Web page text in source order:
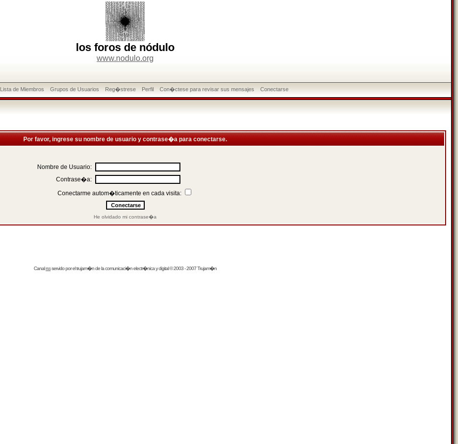
los foros de nódulo
www.nodulo.org
Lista de Miembros Grupos de Usuarios Reg�strese Perfil Con�ctese para revisar sus mensajes Conectarse
Por favor, ingrese su nombre de usuario y contrase�a para conectarse.
Nombre de Usuario:
Contrase�a:
Conectarme autom�ticamente en cada visita:
He olvidado mi contrase�a
Canalrssservido por eltrujam�nde la comunicaci�n electr�nica y digital © 2003 - 2007 Trujam�n